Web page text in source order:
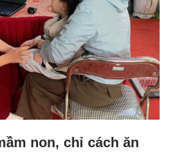
non, chỉ cách ăn